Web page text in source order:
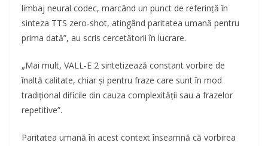
limbaj neural codec, marcând un punct de referință în
sinteza TTS zero-shot, atingând paritatea umană pentru
prima dată”, au scris cercetătorii în lucrare.
„Mai mult, VALL-E 2 sintetizează constant vorbire de
înaltă calitate, chiar și pentru fraze care sunt în mod
tradițional dificile din cauza complexității sau a frazelor
repetitive”.
Paritatea umană în acest context înseamnă că vorbirea